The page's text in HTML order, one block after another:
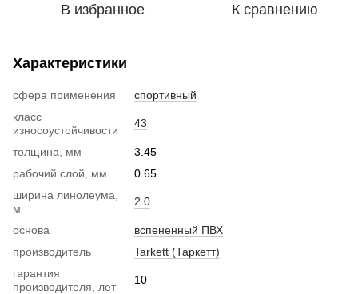
В избранное К сравнению
Характеристики
сфера применения
спортивный
класс
износоустойчивости
43
толщина, мм
3.45
рабочий слой, мм
0.65
ширина линолеума,
м
2.0
основа
вспененный ПВХ
производитель
Tarkett (Таркетт)
гарантия
производителя, лет
10